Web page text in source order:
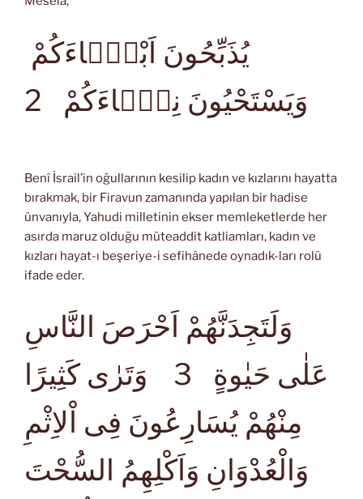
وَيَسْتَحْيُونَ نِسَۤاءَكُمْ
Benî İsrail’in oğullarının kesilip kadın ve kızlarını hayatta
bırakmak, bir Firavun zamanında yapılan bir hadise
ünvanıyla, Yahudi milletinin ekser memleketlerde her
asırda maruz olduğu müteaddit katliamları, kadın ve
kızları hayat-ı beşeriye-i sefihânede oynadık-ları rolü
ifade eder.
وَلَتَجِدَنَّهُمْ اَحْرَصَ النَّاسِ
عَلٰى حَيٰوةٍ
3 وَتَرٰى كَثِيرًا
مِنْهُمْ يُسَارِعُونَ فِى اْلاِثْمِ
وَالْعُدْوَانِ وَاَكْلِهِمُ السُّحْتَ